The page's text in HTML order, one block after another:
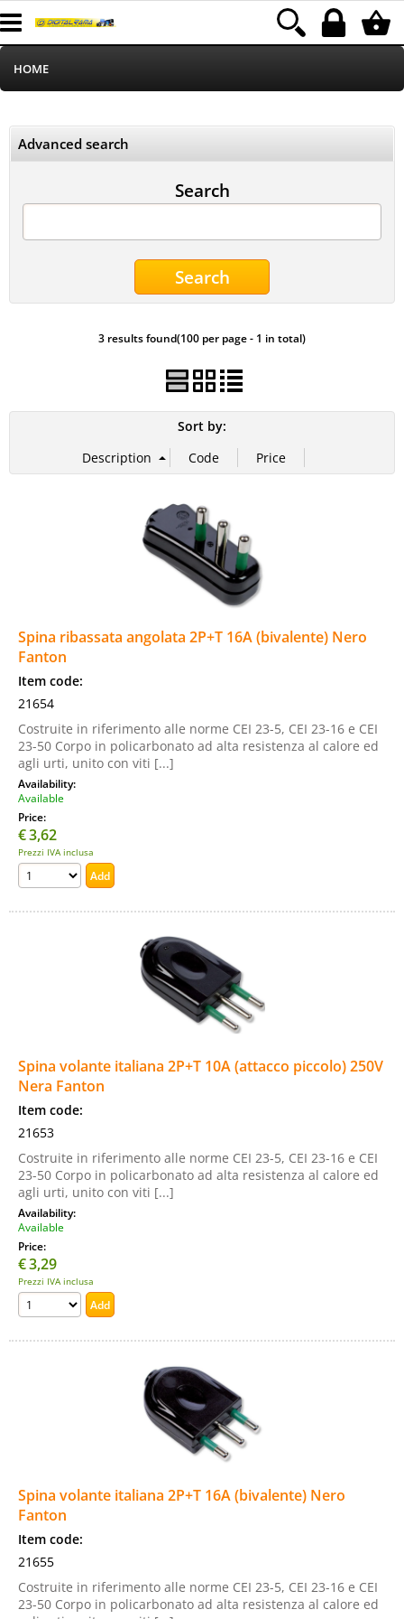
HOME
Telefonia
Stampa
Advanced search
Search
3 results found(100 per page - 1 in total)
Sort by:
Spina ribassata angolata 2P+T 16A (bivalente) Nero
Fanton
Item code:
21654
Costruite in riferimento alle norme CEI 23-5, CEI 23-16 e CEI
23-50 Corpo in policarbonato ad alta resistenza al calore ed
agli urti, unito con viti [...]
Availability:
Available
Price:
€3,62
Prezzi IVA inclusa
Spina volante italiana 2P+T 10A (attacco piccolo) 250V
Nera Fanton
Item code:
21653
Costruite in riferimento alle norme CEI 23-5, CEI 23-16 e CEI
23-50 Corpo in policarbonato ad alta resistenza al calore ed
agli urti, unito con viti [...]
Availability:
Available
Price:
€3,29
Prezzi IVA inclusa
Spina volante italiana 2P+T 16A (bivalente) Nero
Fanton
Item code:
21655
Costruite in riferimento alle norme CEI 23-5, CEI 23-16 e CEI
23-50 Corpo in policarbonato ad alta resistenza al calore ed